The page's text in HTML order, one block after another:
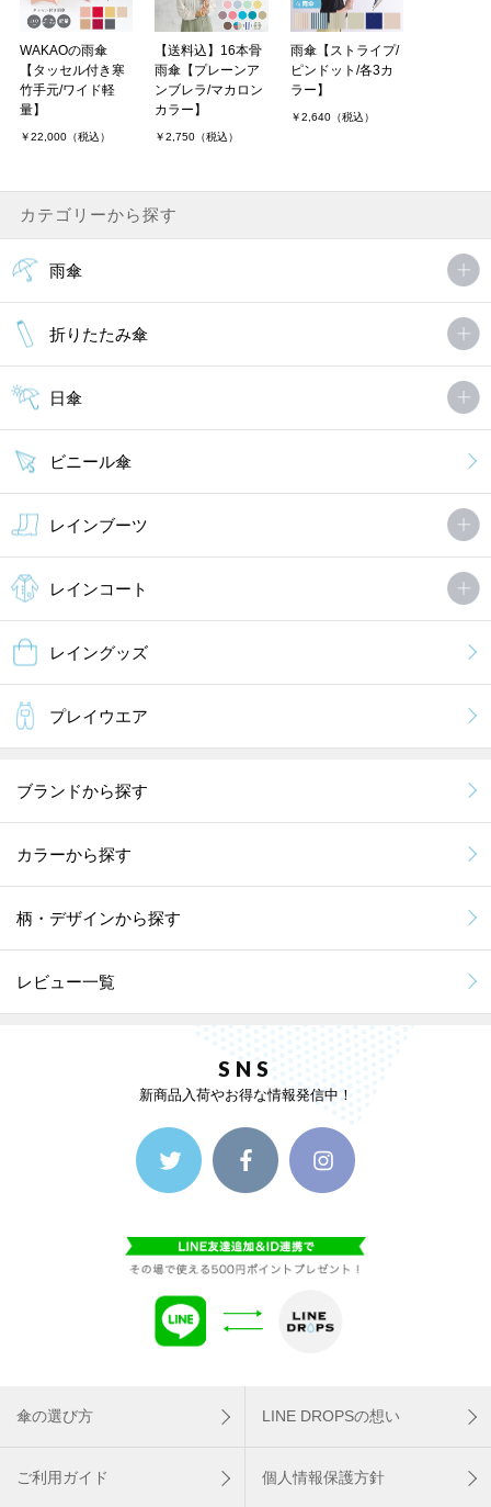
WAKAOの雨傘
【タッセル付き寒
竹手元/ワイド軽
量】
￥22,000（税込）
【送料込】16本骨
雨傘【プレーンア
ンブレラ/マカロン
カラー】
￥2,750（税込）
雨傘【ストライプ/
ピンドット/各3カ
ラー】
￥2,640（税込）
カテゴリーから探す
雨傘
折りたたみ傘
日傘
ビニール傘
レインブーツ
レインコート
レイングッズ
プレイウエア
ブランドから探す
カラーから探す
柄・デザインから探す
レビュー一覧
SNS
新商品入荷やお得な情報発信中！
傘の選び方 LINE DROPSの想い
ご利用ガイド 個人情報保護方針